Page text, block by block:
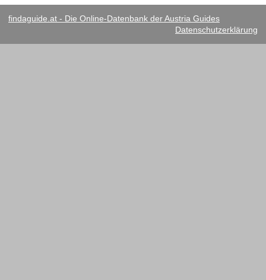
findaguide.at - Die Online-Datenbank der Austria Guides
Datenschutzerklärung